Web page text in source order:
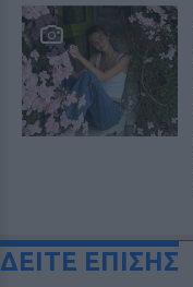
ΔΕΙΤΕ ΕΠΙΣΗΣ